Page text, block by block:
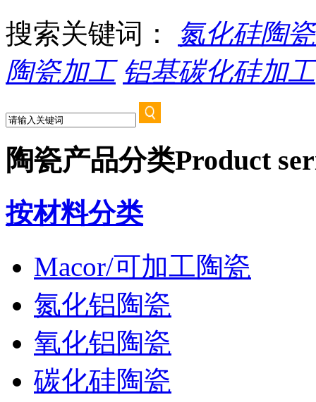
搜索关键词：
氮化硅陶
陶瓷加工 铝基碳化硅加工
陶瓷产品分类Product
按材料分类
Macor/可加工陶瓷
氮化铝陶瓷
氧化铝陶瓷
碳化硅陶瓷